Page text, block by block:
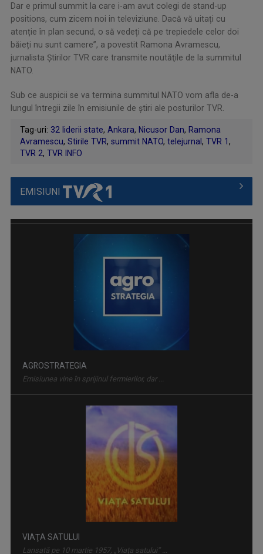
Dar e primul summit la care i-am avut colegi de stand-up
positions, cum zicem noi in televiziune. Dacă vă uitați cu
atenție în plan secund, o să vedeți că pe trepiedele celor doi
băieți nu sunt camere”, a povestit Ramona Avramescu,
jurnalista Ştirilor TVR care transmite noutăţile de la summitul
NATO.
Sub ce auspicii se va termina summitul NATO vom afla de-a
lungul întregii zile în emisiunile de ştiri ale posturilor TVR.
Tag-uri: 32 liderii state, Ankara, Nicusor Dan, Ramona
Avramescu, Stirile TVR, summit NATO, telejurnal , TVR 1 ,
TVR 2, TVR INFO
EMISIUNI
AGROSTRATEGIA
Emisiunea vine în sprijinul fermierilor, dar ...
VIAŢA SATULUI